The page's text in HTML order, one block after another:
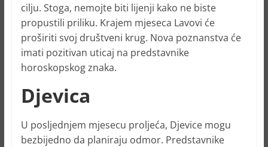
cilju. Stoga, nemojte biti lijenji kako ne biste
propustili priliku. Krajem mjeseca Lavovi će
proširiti svoj društveni krug. Nova poznanstva će
imati pozitivan uticaj na predstavnike
horoskopskog znaka.
Djevica
U posljednjem mjesecu proljeća, Djevice mogu
bezbijedno da planiraju odmor. Predstavnike